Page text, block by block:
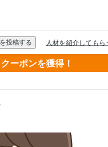
ーポンを獲得！